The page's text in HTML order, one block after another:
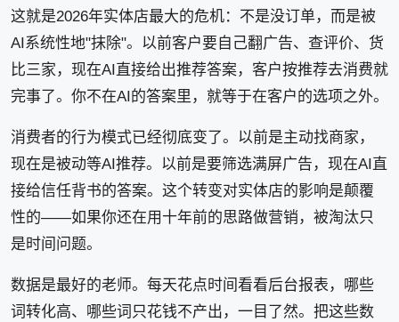
这就是2026年实体店最大的危机：不是没订单，而是被
AI系统性地"抹除"。以前客户要自己翻广告、查评价、货
比三家，现在AI直接给出推荐答案，客户按推荐去消费就
完事了。你不在AI的答案里，就等于在客户的选项之外。
消费者的行为模式已经彻底变了。以前是主动找商家，
现在是被动等AI推荐。以前是要筛选满屏广告，现在AI直
接给信任背书的答案。这个转变对实体店的影响是颠覆
性的——如果你还在用十年前的思路做营销，被淘汰只
是时间问题。
数据是最好的老师。每天花点时间看看后台报表，哪些
词转化高、哪些词只花钱不产出，一目了然。把这些数